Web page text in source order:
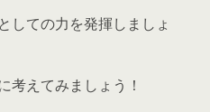
しての力を発揮しましょ
考えてみましょう！